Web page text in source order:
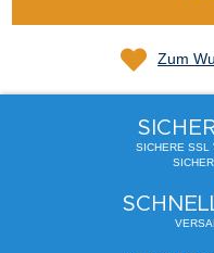
Zum
SICHERE SSL